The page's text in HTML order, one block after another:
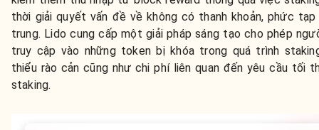
thời giải quyết vấn đề về không có thanh khoản, phức
trung. Lido cung cấp một giải pháp sáng tạo cho phép
truy cập vào những token bị khóa trong quá trình
thiểu rào cản cũng như chi phí liên quan đến yêu cầu tối
staking.